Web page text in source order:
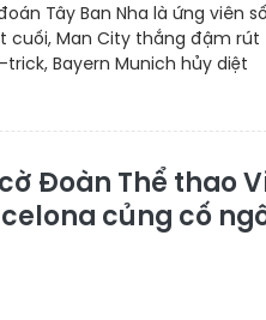
Tây Ban Nha là ứng viên
cuối, Man City thắng đậm rút
Bayern Munich hủy diệt
Đoàn Thể thao
củng cố